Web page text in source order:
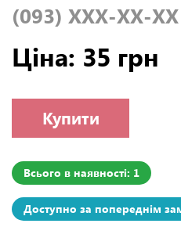
(093) XXX-XX-XX
Ціна: 35 грн
Купити
Всього в наявності: 1
Доступно за попереднім